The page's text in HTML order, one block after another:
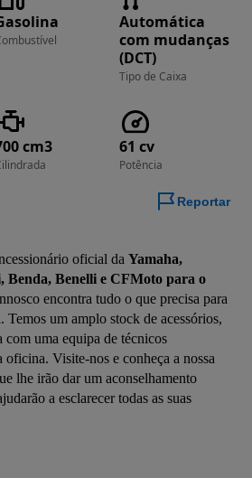
Automática
com mudanças
(DCT)
Tipo de Caixa
cm3 61 cv
Potência
Reportar
oficial da Yamaha,
Benelli e CFMoto para o
encontra tudo o que precisa para
Temos um amplo stock de acessórios,
com uma equipa de técnicos
oficina. Visite-nos e conheça a nossa
lhe irão dar um aconselhamento
a esclarecer todas as suas